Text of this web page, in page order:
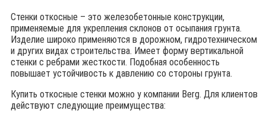
Стенки откосные – это железобетонные конструкции,
применяемые для укрепления склонов от осыпания грунта.
Изделие широко применяются в дорожном, гидротехническом
и других видах строительства. Имеет форму вертикальной
стенки с ребрами жесткости. Подобная особенность
повышает устойчивость к давлению со стороны грунта.
Купить откосные стенки можно у компании Berg. Для клиентов
действуют следующие преимущества: